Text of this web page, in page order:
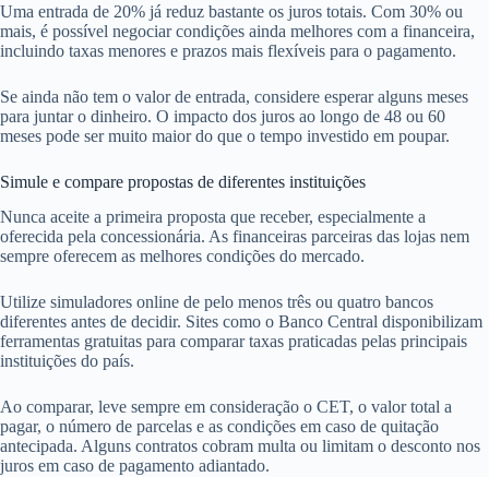
Uma entrada de 20% já reduz bastante os juros totais. Com 30% ou
mais, é possível negociar condições ainda melhores com a financeira,
incluindo taxas menores e prazos mais flexíveis para o pagamento.
Se ainda não tem o valor de entrada, considere esperar alguns meses
para juntar o dinheiro. O impacto dos juros ao longo de 48 ou 60
meses pode ser muito maior do que o tempo investido em poupar.
Simule e compare propostas de diferentes instituições
Nunca aceite a primeira proposta que receber, especialmente a
oferecida pela concessionária. As financeiras parceiras das lojas nem
sempre oferecem as melhores condições do mercado.
Utilize simuladores online de pelo menos três ou quatro bancos
diferentes antes de decidir. Sites como o Banco Central disponibilizam
ferramentas gratuitas para comparar taxas praticadas pelas principais
instituições do país.
Ao comparar, leve sempre em consideração o CET, o valor total a
pagar, o número de parcelas e as condições em caso de quitação
antecipada. Alguns contratos cobram multa ou limitam o desconto nos
juros em caso de pagamento adiantado.